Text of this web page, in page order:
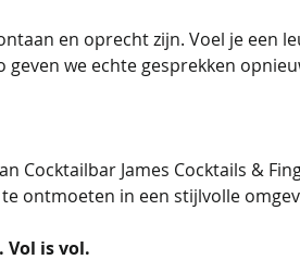
en oprecht zijn. Voel je een
we echte gesprekken
Cocktailbar James Cocktails &
ontmoeten in een stijlvolle
is vol.